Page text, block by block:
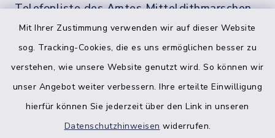
Mit Ihrer Zustimmung verwenden wir auf dieser Website
sog. Tracking-Cookies, die es uns ermöglichen besser zu
verstehen, wie unsere Website genutzt wird. So können wir
unser Angebot weiter verbessern. Ihre erteilte Einwilligung
hierfür können Sie jederzeit über den Link in unseren
Datenschutzhinweisen widerrufen.
Telefonliste des Amtes Mitteldithmarschen